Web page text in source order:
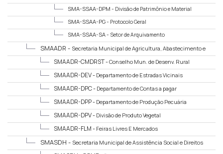
SMA-SSAA-DPM - Divisão de Patrimônio e Material
SMA-SSAA-PG - Protocolo Geral
SMA-SSAA-SA - Setor de Arquivamento
SMAADR - Secretaria Municipal de Agricultura, Abastecimento e
Desenvolvimento RuralSMAADR-CMDRST -Conselho Mun. de Desenv. Rural
Sustentável de Teresópolis
SMAADR-DEV - Departamento de Estradas Vicinais
SMAADR-DPC - Departamento de Contas a pagar
SMAADR-DPP - Departamento de Produção Pecuária
SMAADR-DPV - Divisão de Produto Vegetal
SMAADR-FLM - Feiras Livres E Mercados
SMASDH - Secretaria Municipal de Assistência Social e Direitos
Humanos